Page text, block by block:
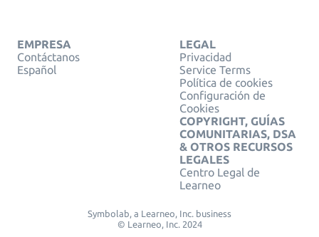
EMPRESA
Contáctanos
Español
LEGAL
Privacidad
Service Terms
Política de cookies
Configuración de
Cookies
COPYRIGHT, GUÍAS
COMUNITARIAS, DSA
& OTROS RECURSOS
LEGALES
Centro Legal de
Learneo
Symbolab, a Learneo, Inc. business
© Learneo, Inc. 2024